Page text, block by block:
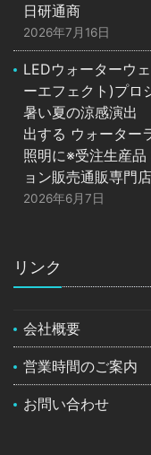
日研通商
2026年7月16日
LEDウォーターウ
ーエフェクト)プロ
暑い夏の涼感演出
出する ウォーター
照明に※受注生産
ョン販売通販専門
2026年6月7日
リンク
会社概要
営業時間のご案内
お問い合わせ